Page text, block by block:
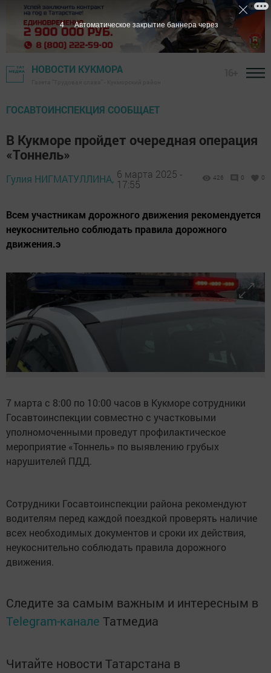
НОВОСТИ КУКМОРА
ГОСАВТОИНСПЕКЦИЯ СООБЩАЕТ
В Кукморе пройдет очередная операция
«Тоннель»
Гулия НИГМАТУЛЛИНА, 6 марта 2025 -
17:55
426 0 0
Всем участникам дорожного движения рекомендуется
неукоснительно соблюдать правила дорожного
движения.э
7 марта с 8:00 по 10:00 часов в Кукморе сотрудники
Госавтоинспекции совместно с участковыми
уполномоченными проведут профилактическое
мероприятие «Тоннель» по выявлению грубых
нарушителей ПДД.
Сотрудники Госавтоинспекции района рекомендуют
водителям перед каждой поездкой проверять наличие
всех необходимых документов и сроки их действия,
неукоснительно соблюдать правила дорожного
движения.
Следите за самым важным и интересным в
Telegram-канале Татмедиа
Читайте новости Татарстана в
2 Автоматическое закрытие баннера через